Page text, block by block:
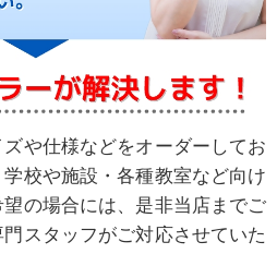
や仕様などをオーダーしてお
校や施設・各種教室など向け
の場合には、是非当店までご
スタッフがご対応させていた